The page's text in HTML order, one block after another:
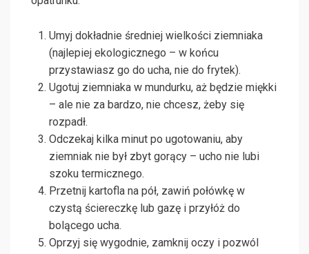
Umyj dokładnie średniej wielkości ziemniaka
(najlepiej ekologicznego – w końcu
przystawiasz go do ucha, nie do frytek).
Ugotuj ziemniaka w mundurku, aż będzie miękki
– ale nie za bardzo, nie chcesz, żeby się
rozpadł.
Odczekaj kilka minut po ugotowaniu, aby
ziemniak nie był zbyt gorący – ucho nie lubi
szoku termicznego.
Przetnij kartofla na pół, zawiń połówkę w
czystą ściereczkę lub gazę i przyłóż do
bolącego ucha.
Oprzyj się wygodnie, zamknij oczy i pozwól